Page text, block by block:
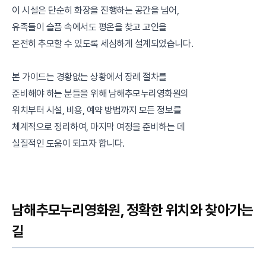
이 시설은 단순히 화장을 진행하는 공간을 넘어,
유족들이 슬픔 속에서도 평온을 찾고 고인을
온전히 추모할 수 있도록 세심하게 설계되었습니다.
본 가이드는 경황없는 상황에서 장례 절차를
준비해야 하는 분들을 위해 남해추모누리영화원의
위치부터 시설, 비용, 예약 방법까지 모든 정보를
체계적으로 정리하여, 마지막 여정을 준비하는 데
실질적인 도움이 되고자 합니다.
남해추모누리영화원, 정확한 위치와 찾아가는
길